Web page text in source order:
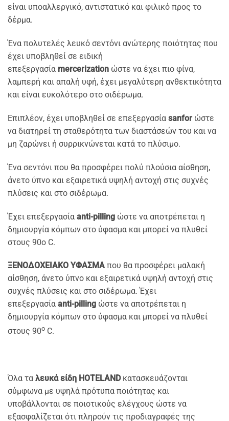
είναι υποαλλεργικό, αντιστατικό και φιλικό προς το
δέρμα.
Ένα πολυτελές λευκό σεντόνι ανώτερης ποιότητας που
έχει υποβληθεί σε ειδική
επεξεργασία mercerization ώστε να έχει πιο φίνα,
λαμπερή και απαλή υφή, έχει μεγαλύτερη ανθεκτικότητα
και είναι ευκολότερο στο σιδέρωμα.
Επιπλέον, έχει υποβληθεί σε επεξεργασία sanfor ώστε
να διατηρεί τη σταθερότητα των διαστάσεών του και να
μη ζαρώνει ή συρρικνώνεται κατά το πλύσιμο.
Ένα σεντόνι που θα προσφέρει πολύ πλούσια αίσθηση,
άνετο ύπνο και εξαιρετικά υψηλή αντοχή στις συχνές
πλύσεις και στο σιδέρωμα.
Έχει επεξεργασία anti-pilling ώστε να αποτρέπεται η
δημιουργία κόμπων στο ύφασμα και μπορεί να πλυθεί
στους 90ο C.
ΞΕΝΟΔΟΧΕΙΑΚΟ ΥΦΑΣΜΑ που θα προσφέρει μαλακή
αίσθηση, άνετο ύπνο και εξαιρετικά υψηλή αντοχή στις
συχνές πλύσεις και στο σιδέρωμα. Έχει
επεξεργασία anti-pilling ώστε να αποτρέπεται η
δημιουργία κόμπων στο ύφασμα και μπορεί να πλυθεί
στους 90ο C.
Όλα τα λευκά είδη HOTELAND κατασκευάζονται
σύμφωνα με υψηλά πρότυπα ποιότητας και
υποβάλλονται σε ποιοτικούς ελέγχους ώστε να
εξασφαλίζεται ότι πληρούν τις προδιαγραφές της